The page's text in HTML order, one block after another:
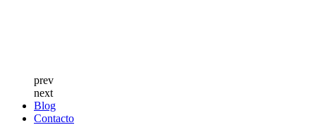
prev
next
Blog
Contacto